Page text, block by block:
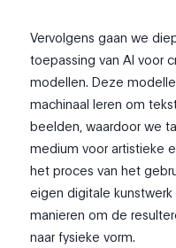
Vervolgens gaan we
toepassing van AI voor
modellen. Deze
machinaal leren om
beelden, waardoor we
medium voor artistieke
het proces van het
eigen digitale
manieren om de
naar fysieke vorm.